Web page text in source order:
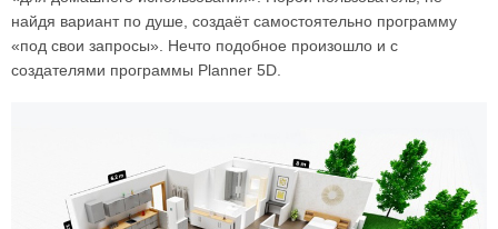
найдя вариант по душе, создаёт самостоятельно программу
«под свои запросы». Нечто подобное произошло и с
создателями программы Planner 5D.